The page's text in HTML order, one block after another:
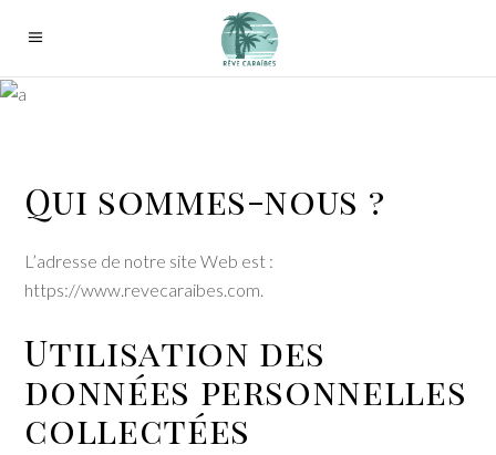
Politique de
confidentialité
Qui sommes-nous ?
L’adresse de notre site Web est :
https://www.revecaraibes.com.
Utilisation des
données personnelles
collectées